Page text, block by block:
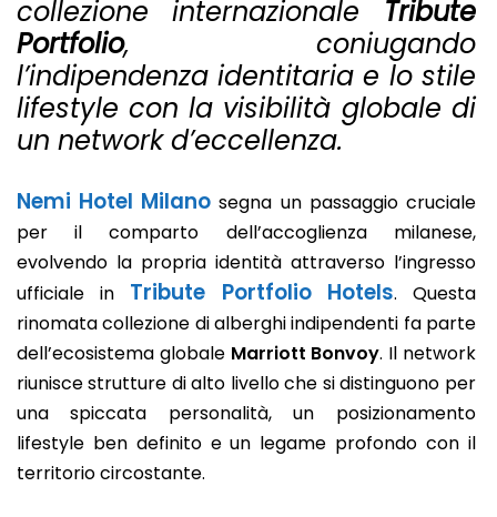
collezione internazionale Tribute
Portfolio, coniugando
l’indipendenza identitaria e lo stile
lifestyle con la visibilità globale di
un network d’eccellenza.
Nemi Hotel Milano segna un passaggio cruciale
per il comparto dell’accoglienza milanese,
evolvendo la propria identità attraverso l’ingresso
ufficiale in Tribute Portfolio Hotels. Questa
rinomata collezione di alberghi indipendenti fa parte
dell’ecosistema globale Marriott Bonvoy. Il network
riunisce strutture di alto livello che si distinguono per
una spiccata personalità, un posizionamento
lifestyle ben definito e un legame profondo con il
territorio circostante.